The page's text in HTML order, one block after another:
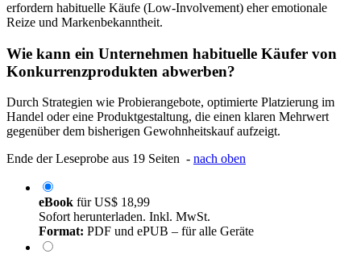
erfordern habituelle Käufe (Low-Involvement) eher emotionale
Reize und Markenbekanntheit.
Wie kann ein Unternehmen habituelle Käufer von
Konkurrenzprodukten abwerben?
Durch Strategien wie Probierangebote, optimierte Platzierung im
Handel oder eine Produktgestaltung, die einen klaren Mehrwert
gegenüber dem bisherigen Gewohnheitskauf aufzeigt.
Ende der Leseprobe aus 19 Seiten - nach oben
eBook fürUS$ 18,99
Sofort herunterladen. Inkl. MwSt.
Format: PDF und ePUB – für alle Geräte